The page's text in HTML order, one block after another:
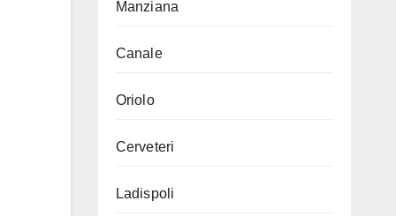
Manziana
Canale
Oriolo
Cerveteri
Ladispoli